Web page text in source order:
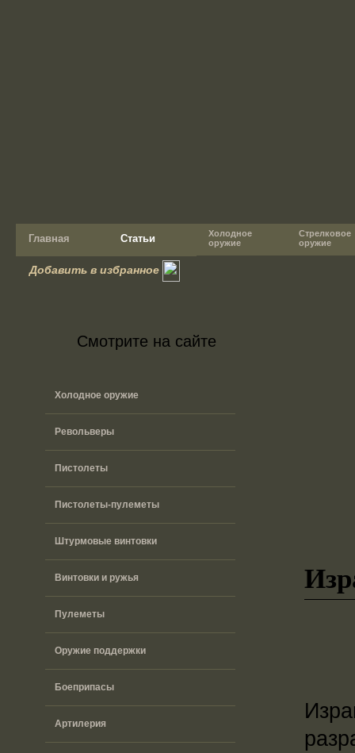
Главная Статьи
Холодное
оружие
Стрелковое
оружие
Добавить в избранное
Смотрите на сайте
Холодное оружие
Револьверы
Пистолеты
Пистолеты-пулеметы
Штурмовые винтовки
Винтовки и ружья
Пулеметы
Оружие поддержки
Боеприпасы
Артилерия